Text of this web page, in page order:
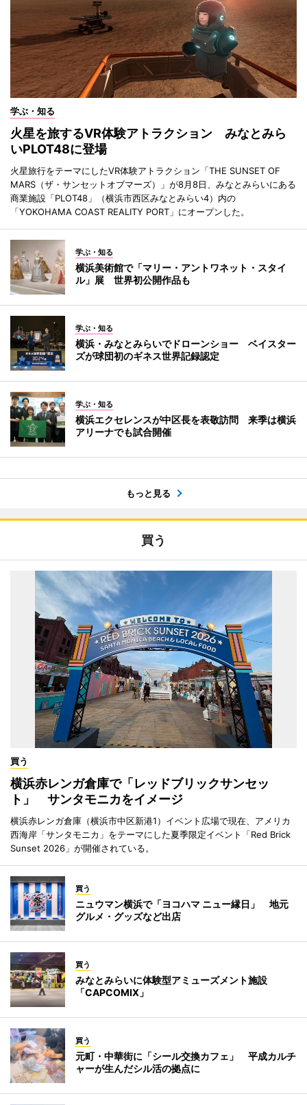
学ぶ・知る
火星を旅するVR体験アトラクション みなとみら
いPLOT48に登場
火星旅行をテーマにしたVR体験アトラクション「THE SUNSET OF
MARS（ザ・サンセットオブマーズ）」が8月8日、みなとみらいにある
商業施設「PLOT48」（横浜市西区みなとみらい4）内の
「YOKOHAMA COAST REALITY PORT」にオープンした。
学ぶ・知る
横浜美術館で「マリー・アントワネット・スタイ
ル」展 世界初公開作品も
学ぶ・知る
横浜・みなとみらいでドローンショー ベイスター
ズが球団初のギネス世界記録認定
学ぶ・知る
横浜エクセレンスが中区長を表敬訪問 来季は横浜
アリーナでも試合開催
もっと見る
買う
買う
横浜赤レンガ倉庫で「レッドブリックサンセッ
ト」 サンタモニカをイメージ
横浜赤レンガ倉庫（横浜市中区新港1）イベント広場で現在、アメリカ
西海岸「サンタモニカ」をテーマにした夏季限定イベント「Red Brick
Sunset 2026」が開催されている。
買う
ニュウマン横浜で「ヨコハマ ニュー縁日」 地元
グルメ・グッズなど出店
買う
みなとみらいに体験型アミューズメント施設
「CAPCOMIX」
買う
元町・中華街に「シール交換カフェ」 平成カルチ
ャーが生んだシル活の拠点に